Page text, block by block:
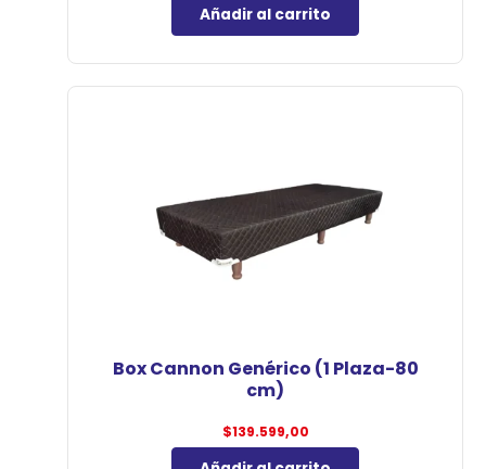
Añadir al carrito
Box Cannon Genérico (1 Plaza-80
cm)
$139.599,00